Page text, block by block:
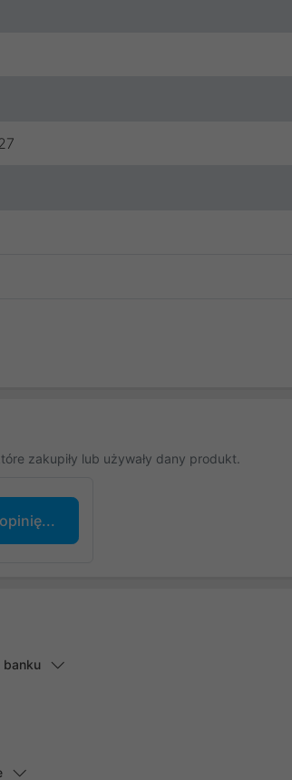
zakupiły lub używały dany produkt.
banku